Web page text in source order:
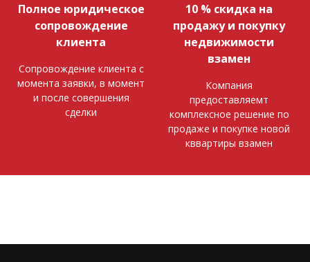
Полное юридическое
сопровождение
клиента
Сопровождение клиента с
момента заявки, в момент
и после совершения
сделки
10 % скидка на
продажу и покупку
недвижимости
взамен
Компания
предоставляемт
комплексное решение по
продаже и покупке новой
кввартиры взамен